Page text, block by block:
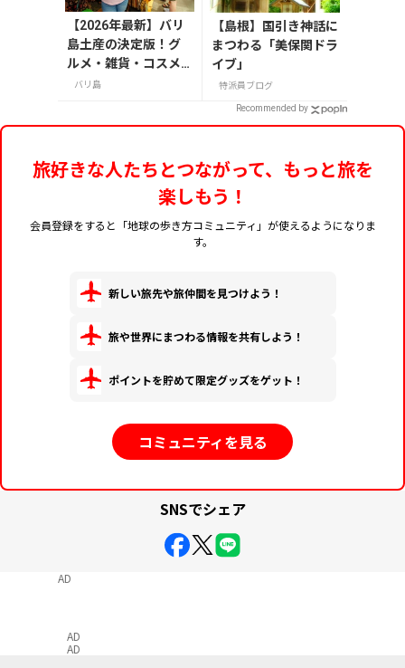
【2026年最新】バリ
島土産の決定版！グ
ルメ・雑貨・コスメ
のおすすめ20選
バリ島
【島根】国引き神話に
まつわる「美保関ドラ
イブ」
特派員ブログ
Recommended by
旅好きな人たちとつながって、もっと旅を
楽しもう！
会員登録をすると「地球の歩き方コミュニティ」が使えるようになりま
す。
新しい旅先や旅仲間を見つけよう！
旅や世界にまつわる情報を共有しよう！
ポイントを貯めて限定グッズをゲット！
コミュニティを見る
SNSでシェア
AD
AD
AD